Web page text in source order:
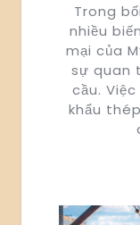
Trong
nhiều
mại của
sự quan
cầu.
khẩu